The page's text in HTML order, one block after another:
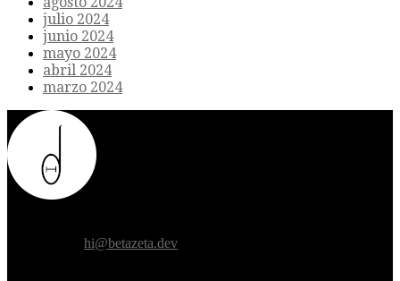
julio 2024
junio 2024
mayo 2024
abril 2024
marzo 2024
hi@betazeta.dev